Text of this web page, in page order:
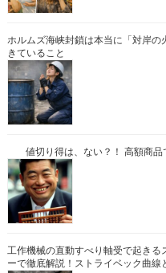
ホルムズ海峡封鎖は本当に「対岸
きていること
値切り得は、ない？！ 高額商
工作機械の直動すべり軸受で起き
ーで徹底解説！ストライベック曲線